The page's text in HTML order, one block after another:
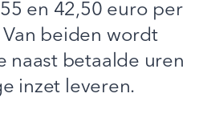
en 42,50 euro per
beiden wordt
naast betaalde uren
inzet leveren.